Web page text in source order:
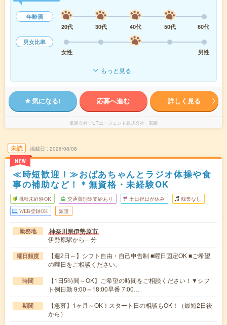
年齢層
20代
30代 40代 50代
60代
男女比率
女性
男性
もっと見る
気になる! 応募へ進む 詳しく見る
派遣会社 UTエージェント株式会社 関東
未読
NEW
掲載日 2026/08/08
≪時短歓迎！≫おばあちゃんとラジオ体操や食
事の補助など！＊無資格・未経験OK
職種未経験OK 交通費別途支給あり 土日祝日が休み 残業なし
WEB登録OK 派遣
勤務地 神奈川県伊勢原市
伊勢原駅から---分
曜日頻度
【週2日～】シフト自由・自己申告制 ■曜日固定OK ■ご希望
の曜日をご相談ください。
時間
【1日5時間～OK】ご希望の時間をご相談ください！▼シフ
ト例日勤 9:00～18:00早番 7:00…
期間
【急募】1ヶ月～OK！スタート日の相談もOK！（最短2日後
から）